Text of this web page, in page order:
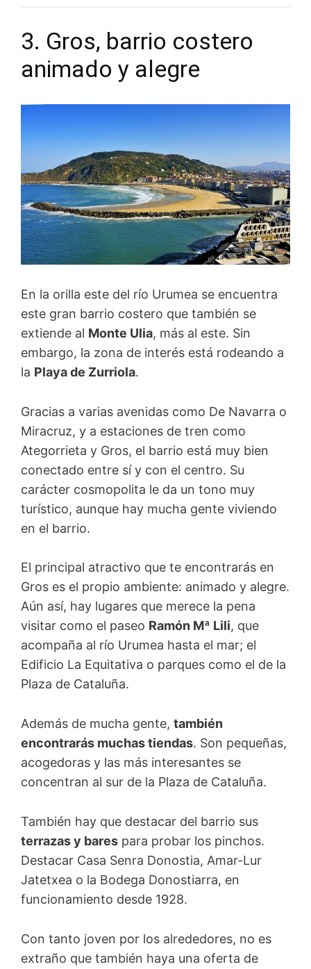
3. Gros, barrio costero
animado y alegre
En la orilla este del río Urumea se encuentra
este gran barrio costero que también se
extiende al Monte Ulia, más al este. Sin
embargo, la zona de interés está rodeando a
la Playa de Zurriola.
Gracias a varias avenidas como De Navarra o
Miracruz, y a estaciones de tren como
Ategorrieta y Gros, el barrio está muy bien
conectado entre sí y con el centro. Su
carácter cosmopolita le da un tono muy
turístico, aunque hay mucha gente viviendo
en el barrio.
El principal atractivo que te encontrarás en
Gros es el propio ambiente: animado y alegre.
Aún así, hay lugares que merece la pena
visitar como el paseo Ramón Mª Lili, que
acompaña al río Urumea hasta el mar; el
Edificio La Equitativa o parques como el de la
Plaza de Cataluña.
Además de mucha gente, también
encontrarás muchas tiendas. Son pequeñas,
acogedoras y las más interesantes se
concentran al sur de la Plaza de Cataluña.
También hay que destacar del barrio sus
terrazas y bares para probar los pinchos.
Destacar Casa Senra Donostia, Amar-Lur
Jatetxea o la Bodega Donostiarra, en
funcionamiento desde 1928.
Con tanto joven por los alrededores, no es
extraño que también haya una oferta de